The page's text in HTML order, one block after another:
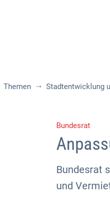
Themen Stadtentwicklung
Bundesrat
Bundesrat
und